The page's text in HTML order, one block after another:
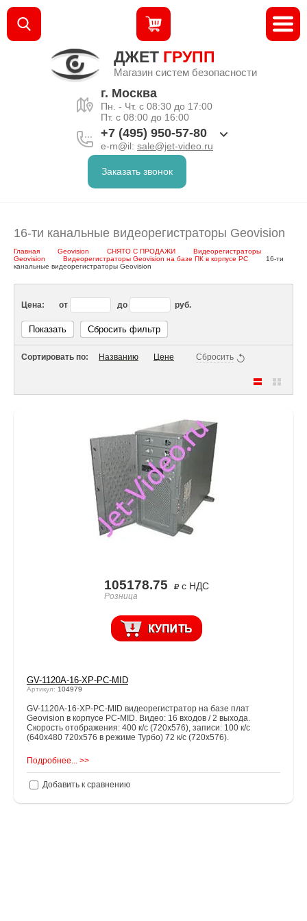
ДЖЕТ ГРУПП
Магазин систем безопасности
г. Москва
Пн. - Чт. с 08:30 до 17:00
Пт. с 08:00 до 16:00
+7 (495) 950-57-80
e-m@il: sale@jet-video.ru
Заказать звонок
16-ти канальные видеорегистраторы Geovision
Главная Geovision СНЯТО С ПРОДАЖИ
Видеорегистраторы
Geovision
Видеорегистраторы Geovision на базе ПК в корпусе PC
16-ти
канальные видеорегистраторы Geovision
Цена: от до руб.
Показать Сбросить фильтр
Сортировать по: Названию Цене Сбросить
105178.75 с НДС
Розница
GV-1120A-16-XP-PC-MID
Артикул: 104979
GV-1120A-16-XP-PC-MID видеорегистратор на базе плат
Geovision в корпусе PC-MID. Видео: 16 входов / 2 выхода.
Скорость отображения: 400 к/с (720х576), записи: 100 к/с
(640х480 720х576 в режиме Турбо) 72 к/с (720х576).
Подробнее... >>
Добавить к сравнению